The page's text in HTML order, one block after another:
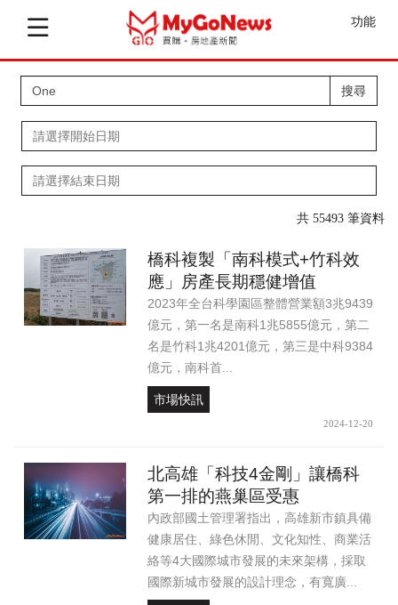
功能
搜尋
共 55493 筆資料
橋科複製「南科模式+竹科效
應」房產長期穩健增值
2023年全台科學園區整體營業額3兆9439
億元，第一名是南科1兆5855億元，第二
名是竹科1兆4201億元，第三是中科9384
億元，南科首...
市場快訊
2024-12-20
北高雄「科技4金剛」讓橋科
第一排的燕巢區受惠
內政部國土管理署指出，高雄新市鎮具備
健康居住、綠色休閒、文化知性、商業活
絡等4大國際城市發展的未來架構，採取
國際新城市發展的設計理念，有寬廣...